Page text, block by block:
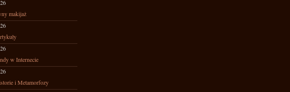
makijaż
w Internecie
i Metamorfozy